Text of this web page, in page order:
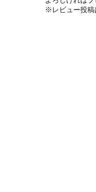
※レビュー投稿